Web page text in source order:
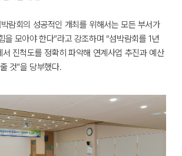
람회의 성공적인 개최를 위해서는 모든 부서가
을 모아야 한다”라고 강조하며 “섬박람회를 1년
진척도를 정확히 파악해 연계사업 추진과 예산
것”을 당부했다.